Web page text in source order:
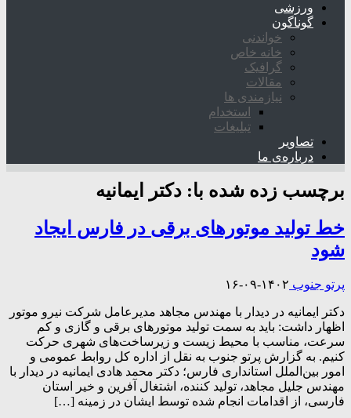
ورزشی
گوناگون
خواندنی
خانه خاص
گرافیک
مقالات
نیازمندی ها
استخدام
تبلیغات
تصاویر
درباره‌ی ما
برچسب زده شده با: دکتر ایمانیه
خط تولید موتورهای برقی در فارس ایجاد
شود
پرتو جنوب ۱۴۰۲-۰۹-۱۶
دکتر ایمانیه در دیدار با مهندس مجاهد مدیرعامل شرکت نیرو موتور
اظهار داشت: باید به سمت تولید موتورهای برقی و گازی و کم
سرعت، مناسب با محیط زیست و زیرساخت‌های شهری حرکت
کنیم. به گزارش پرتو جنوب به نقل از اداره کل روابط عمومی و
امور بین‌الملل استانداری فارس؛ دکتر محمد هادی ایمانیه در دیدار با
مهندس جلیل مجاهد، تولید کننده، اشتغال آفرین و خیر استان
فارسی، از اقدامات انجام شده توسط ایشان در زمینه […]